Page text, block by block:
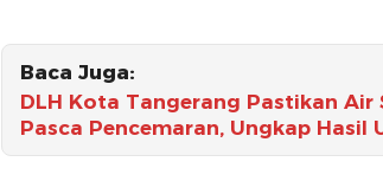
Baca Juga:
DLH Kota Tangerang Pastikan Air
Pasca Pencemaran, Ungkap Hasil